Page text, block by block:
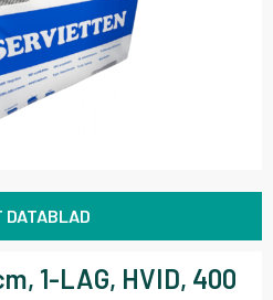
DATABLAD
1-LAG, HVID, 400